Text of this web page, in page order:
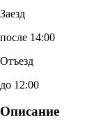
Заезд
после 14:00
Отъезд
до 12:00
Описание